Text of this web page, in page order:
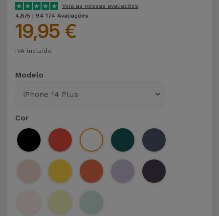
Veja as nossas avaliações
4,8/5 | 94 174 Avaliações
19,95 €
IVA incluído
Modelo
Cor